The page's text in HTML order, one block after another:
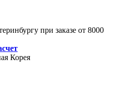
при заказе от 8000
Корея